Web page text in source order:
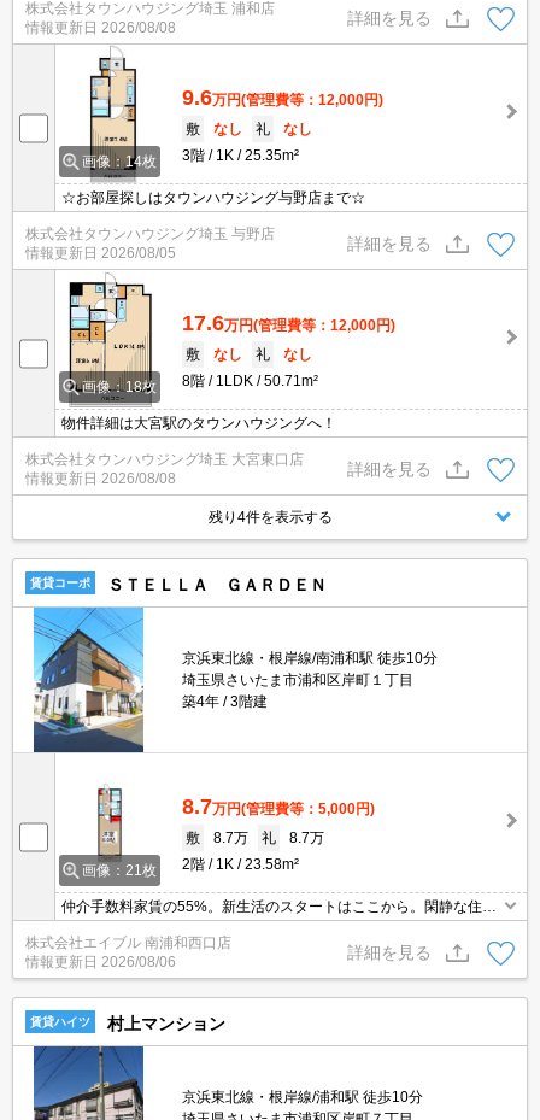
株式会社タウンハウジング埼玉 浦和店
情報更新日 2026/08/08
詳細を見る
画像：14枚
9.6万円(管理費等：12,000円)
敷
なし 礼
なし
3階
1K 25.35m²
☆お部屋探しはタウンハウジング与野店まで☆
株式会社タウンハウジング埼玉 与野店
情報更新日 2026/08/05
詳細を見る
画像：18枚
17.6万円(管理費等：12,000円)
敷
なし 礼
なし
8階
1LDK 50.71m²
物件詳細は大宮駅のタウンハウジングへ！
株式会社タウンハウジング埼玉 大宮東口店
情報更新日 2026/08/08
詳細を見る
残り4件を表示する
賃貸コーポ ＳＴＥＬＬＡ ＧＡＲＤＥＮ
京浜東北線・根岸線/南浦和駅 徒歩10分
埼玉県さいたま市浦和区岸町１丁目
築4年
3階建
画像：21枚
8.7万円(管理費等：5,000円)
敷
8.7万 礼
8.7万
2階
1K 23.58m²
仲介手数料家賃の55%。新生活のスタートはここから。閑静な住宅
街。南向きで日当り良好。経済的な都市ガス使用。Wi-Fi無料。女性
におすすめ。安心のオートロック。
株式会社エイブル 南浦和西口店
情報更新日 2026/08/06
詳細を見る
賃貸ハイツ 村上マンション
京浜東北線・根岸線/浦和駅 徒歩10分